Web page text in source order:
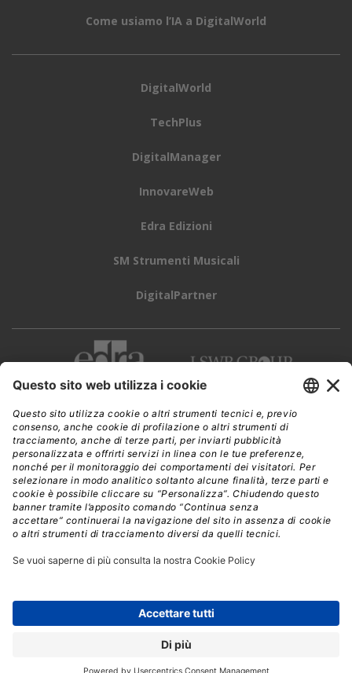
Come usiamo l’IA a DigitalWorld
DigitalWorld
TechPlus
DigitalManager
InnovareWeb
Edra Edizioni
SM Strumenti Musicali
DigitalPartner
CWI è una testata giornalistica diEdra Edizioni s.r.l.
Direzione, amministrazione, redazione, pubblicità
Viale Enrico Forlanini 21 - 20134 Milano
Tel. +39 02 881841
C.F./P IVA 13002100157
www.edraedizioni.it|Privacy
Follow Us